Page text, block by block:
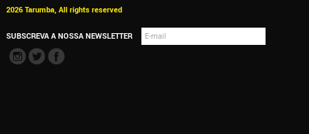
2026 Tarumba, All rights reserved
SUBSCREVA A NOSSA NEWSLETTER